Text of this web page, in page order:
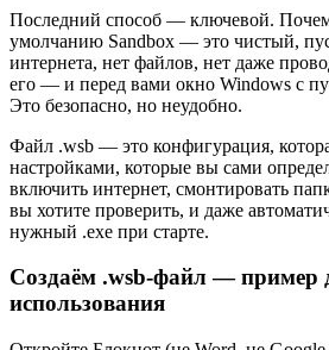
Последний способ — ключевой.
умолчанию Sandbox — это чистый,
интернета, нет файлов, нет даже
его — и перед вами окно Windows с
Это безопасно, но неудобно.
Файл .wsb — это конфигурация,
настройками, которые вы сами
включить интернет, смонтировать
вы хотите проверить, и даже
нужный .exe при старте.
Создаём .wsb-файл — пример
использования